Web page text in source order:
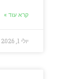
קרא עוד »
יולי 1, 2026